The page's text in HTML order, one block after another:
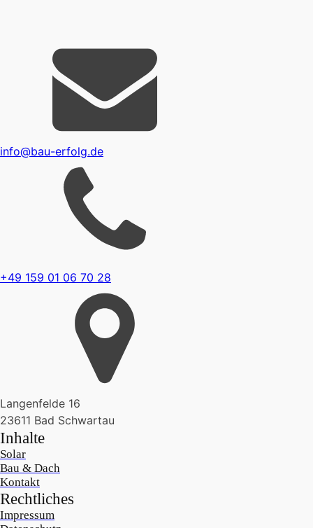
info@bau-erfolg.de
+49 159 01 06 70 28
Langenfelde 16
23611 Bad Schwartau
Inhalte
Solar
Bau & Dach
Kontakt
Rechtliches
Impressum